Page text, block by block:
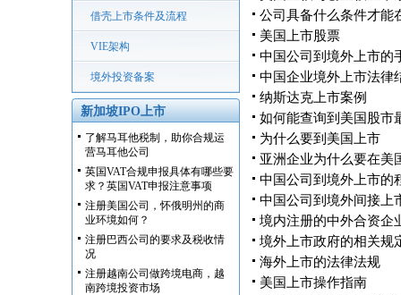
借壳上市条件及流程
VIE架构
境外投资备案
新加坡IPO上市
了解马耳他税制，助你合规运
营马耳他公司
英国VAT合规申报具体有哪些要
求？英国VAT申报注意事项
注册美国公司，怀俄明州的商
业环境如何？
注册巴西公司的要求及税收情
况
注册越南公司做跨境电商，越
南跨境投资市场
公司具备什么条件才能
美国上市股票
中国公司到境外上市的
中国企业境外上市法律
纳斯达克上市案例
如何能查询到美国股市
为什么要到美国上市
亚洲企业为什么要在美
中国公司到境外上市的
中国公司到境外间接上
境内注册的中外合资企
境外上市政府的相关规
海外上市的法律法规
美国上市操作指南